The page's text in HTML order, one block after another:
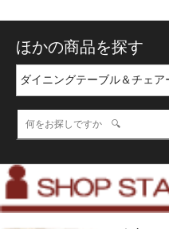
ほかの商品を探す